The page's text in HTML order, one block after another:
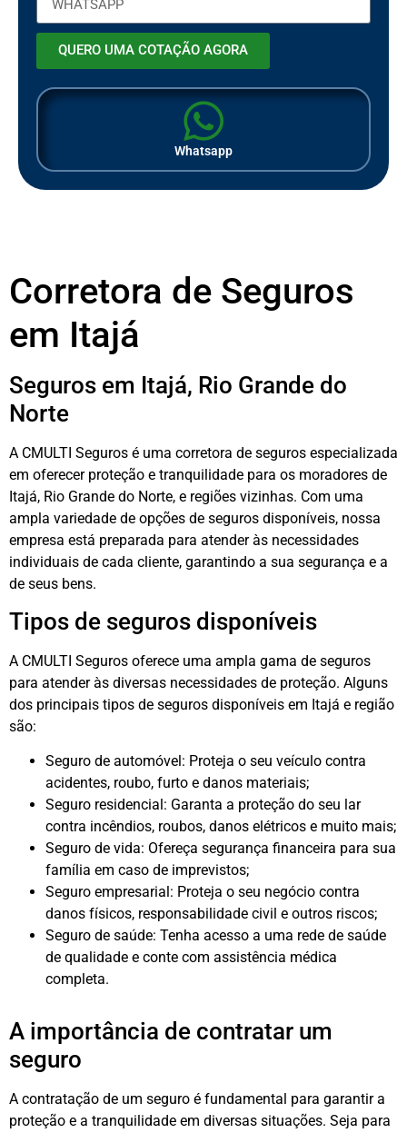
QUERO UMA COTAÇÃO AGORA
Whatsapp
Corretora de Seguros
em Itajá
Seguros em Itajá, Rio Grande do
Norte
A CMULTI Seguros é uma corretora de seguros especializada
em oferecer proteção e tranquilidade para os moradores de
Itajá, Rio Grande do Norte, e regiões vizinhas. Com uma
ampla variedade de opções de seguros disponíveis, nossa
empresa está preparada para atender às necessidades
individuais de cada cliente, garantindo a sua segurança e a
de seus bens.
Tipos de seguros disponíveis
A CMULTI Seguros oferece uma ampla gama de seguros
para atender às diversas necessidades de proteção. Alguns
dos principais tipos de seguros disponíveis em Itajá e região
são:
Seguro de automóvel: Proteja o seu veículo contra
acidentes, roubo, furto e danos materiais;
Seguro residencial: Garanta a proteção do seu lar
contra incêndios, roubos, danos elétricos e muito mais;
Seguro de vida: Ofereça segurança financeira para sua
família em caso de imprevistos;
Seguro empresarial: Proteja o seu negócio contra
danos físicos, responsabilidade civil e outros riscos;
Seguro de saúde: Tenha acesso a uma rede de saúde
de qualidade e conte com assistência médica
completa.
A importância de contratar um
seguro
A contratação de um seguro é fundamental para garantir a
proteção e a tranquilidade em diversas situações. Seja para